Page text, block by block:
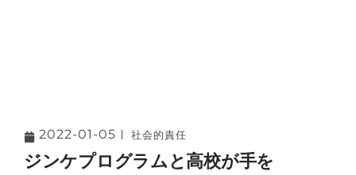
2022-01-05 社会的責任
ジンケプログラムと高校が手を